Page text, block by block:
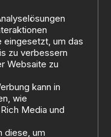
eingesetzt, um das
zu verbessern
Websaite zu
kann in
wie
Media und
diese, um